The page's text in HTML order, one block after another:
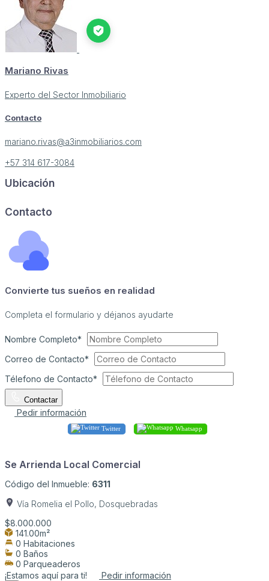
Mariano Rivas
Experto del Sector Inmobiliario
Contacto
mariano.rivas@a3inmobiliarios.com
+57 314 617-3084
Ubicación
Contacto
Convierte tus sueños en realidad
Completa el formulario y déjanos ayudarte
Nombre Completo*
Correo de Contacto*
Télefono de Contacto*
Contactar
Pedir información
Twitter Whatsapp
Se Arrienda Local Comercial
Código del Inmueble: 6311
Vía Romelia el Pollo, Dosquebradas
$8.000.000
141.00m²
0 Habitaciones
0 Baños
0 Parqueaderos
¡Estamos aquí para ti!
Pedir información